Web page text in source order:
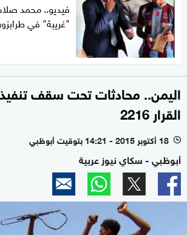
فيديو.. محمد
"غريبة" في
اليمن.. محادثات تحت سقف تنفيذ
القرار 2216
l 18 أكتوبر 2015 - 14:21 بتوقيت أبوظبي
أبوظبي - سكاي نيوز عربية